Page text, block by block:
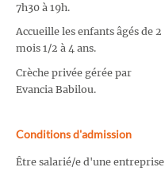
7h30 à 19h.
Accueille les enfants âgés de 2
mois 1/2 à 4 ans.
Crèche privée gérée par
Evancia Babilou.
Conditions d'admission
Être salarié/e d'une entreprise